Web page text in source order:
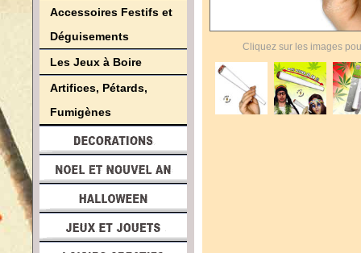
Accessoires Festifs et
Déguisements
Les Jeux à Boire
Artifices, Pétards,
Fumigènes
Cliquez sur les images